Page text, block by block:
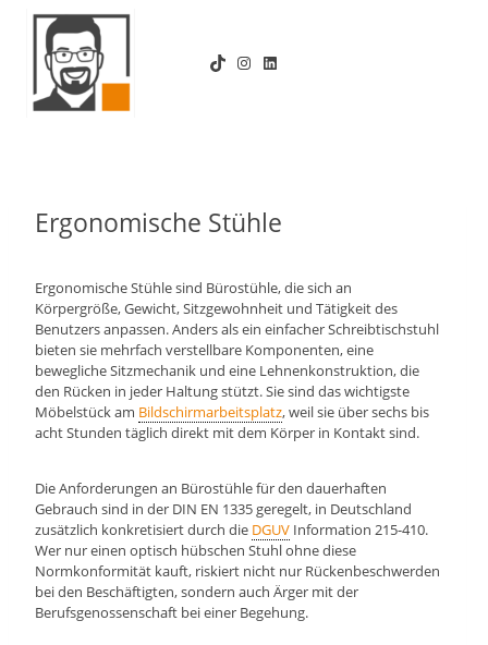
Zum
Inhalt
springen
TikTokInstagram
LinkedIn
Ergonomische Stühle
Ergonomische Stühle sind Bürostühle, die sich an
Körpergröße, Gewicht, Sitzgewohnheit und Tätigkeit des
Benutzers anpassen. Anders als ein einfacher Schreibtischstuhl
bieten sie mehrfach verstellbare Komponenten, eine
bewegliche Sitzmechanik und eine Lehnenkonstruktion, die
den Rücken in jeder Haltung stützt. Sie sind das wichtigste
Möbelstück am Bildschirmarbeitsplatz, weil sie über sechs bis
acht Stunden täglich direkt mit dem Körper in Kontakt sind.
Die Anforderungen an Bürostühle für den dauerhaften
Gebrauch sind in der DIN EN 1335 geregelt, in Deutschland
zusätzlich konkretisiert durch die DGUV Information 215-410.
Wer nur einen optisch hübschen Stuhl ohne diese
Normkonformität kauft, riskiert nicht nur Rückenbeschwerden
bei den Beschäftigten, sondern auch Ärger mit der
Berufsgenossenschaft bei einer Begehung.